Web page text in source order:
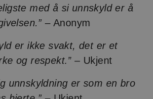
med å si unnskyld er å
– Anonym
er ikke svakt, det er et
og respekt.”– Ukjent
unnskyldning er som en bro